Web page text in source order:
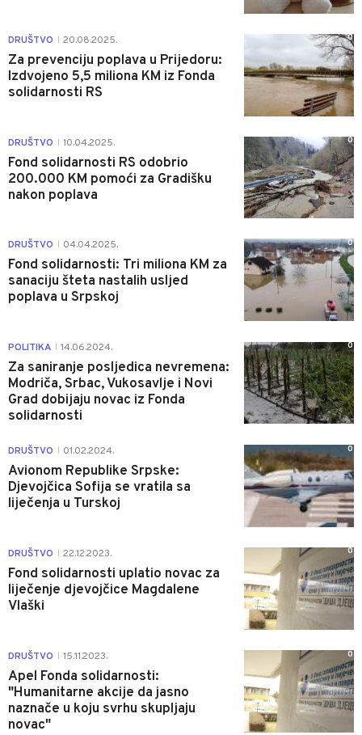
DRUŠTVO 20.08.2025.
Za prevenciju poplava u Prijedoru:
Izdvojeno 5,5 miliona KM iz Fonda
solidarnosti RS
0
DRUŠTVO 10.04.2025.
Fond solidarnosti RS odobrio
200.000 KM pomoći za Gradišku
nakon poplava
0
DRUŠTVO 04.04.2025.
Fond solidarnosti: Tri miliona KM za
sanaciju šteta nastalih usljed
poplava u Srpskoj
0
POLITIKA 14.06.2024.
Za saniranje posljedica nevremena:
Modriča, Srbac, Vukosavlje i Novi
Grad dobijaju novac iz Fonda
solidarnosti
0
DRUŠTVO 01.02.2024.
Avionom Republike Srpske:
Djevojčica Sofija se vratila sa
liječenja u Turskoj
0
DRUŠTVO 22.12.2023.
Fond solidarnosti uplatio novac za
liječenje djevojčice Magdalene
Vlaški
0
DRUŠTVO 15.11.2023.
Apel Fonda solidarnosti:
"Humanitarne akcije da jasno
naznače u koju svrhu skupljaju
novac"
0